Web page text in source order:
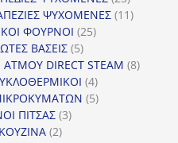
προϊόντα
ΨΥΧΟΜΕΝΕΣ 1111
ΦΟΥΡΝΟΙ 2525
ΒΑΣΕΙΣ 55
προϊόντα
DIRECT STEAM 88
44
προϊόντα
55
ΠΙΤΣΑΣ 33
22